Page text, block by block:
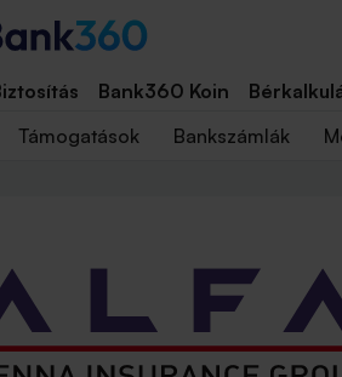
Bank360 Koin
Támogatások Bankszámlák